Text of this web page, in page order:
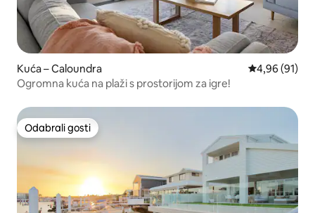
Kuća – Caloundra Prosječna
4,96 (91)
Ogromna kuća na plaži s prostorijom za igre!
Odabrali gosti
Odabrali gosti